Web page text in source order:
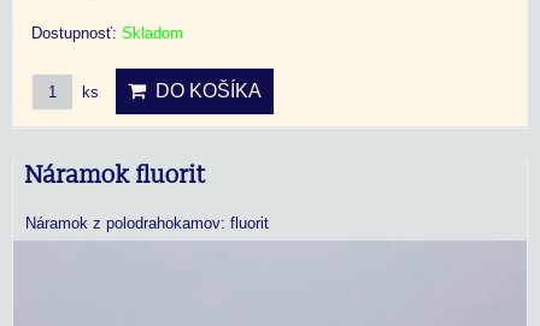
Dostupnosť: Skladom
ks DO KOŠÍKA
Náramok fluorit
Náramok z polodrahokamov: fluorit